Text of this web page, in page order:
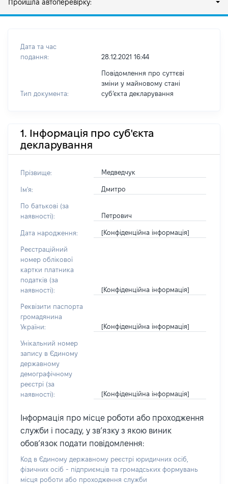
Пройшла автоперевірку:
Дата та час
подання:
28.12.2021 16:44
Тип документа:
Повідомлення про суттєві
зміни у майновому стані
субʼєкта декларування
1. Інформація про суб'єкта
декларування
Прізвище: Медведчук
Ім'я: Дмитро
По батькові (за
наявності):
Петрович
Дата народження: [Конфіденційна інформація]
Реєстраційний
номер облікової
картки платника
податків (за
наявності):
[Конфіденційна інформація]
Реквізити паспорта
громадянина
України:
[Конфіденційна інформація]
Унікальний номер
запису в Єдиному
державному
демографічному
реєстрі (за
наявності):
[Конфіденційна інформація]
Інформація про місце роботи або проходження
служби і посаду, у зв’язку з якою виник
обов’язок подати повідомлення:
Код в Єдиному державному реєстрі юридичних осіб,
фізичних осіб - підприємців та громадських формувань
місця роботи або проходження служби